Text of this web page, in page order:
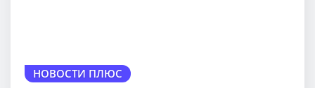
НОВОСТИ ПЛЮС